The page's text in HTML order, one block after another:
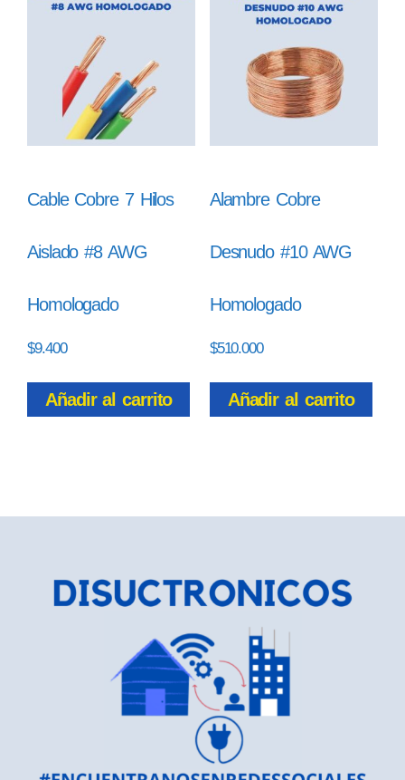
Cable Cobre 7 Hilos
Aislado #8 AWG
Homologado
$9.400
Añadir al carrito
Alambre Cobre
Desnudo #10 AWG
Homologado
$510.000
Añadir al carrito